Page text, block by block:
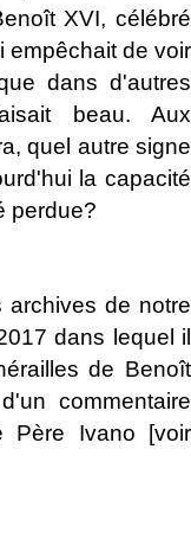
XVI, célébré
empêchait de voir
dans d'autres
beau. Aux
quel autre signe
la capacité
perdue?
archives de notre
dans lequel il
de Benoît
commentaire
Père Ivano [voir